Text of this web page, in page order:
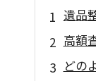
遺品
高額
どの